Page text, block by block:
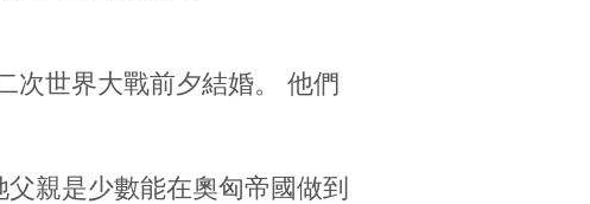
次世界大戰前夕結婚。 他們
親是少數能在奧匈帝國做到